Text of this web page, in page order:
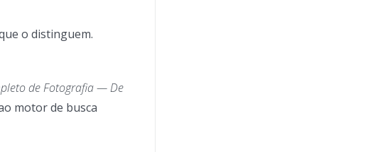
o distinguem.
de Fotografia — De
motor de busca